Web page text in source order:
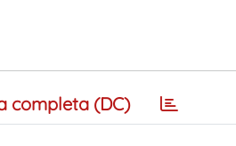
completa (DC)